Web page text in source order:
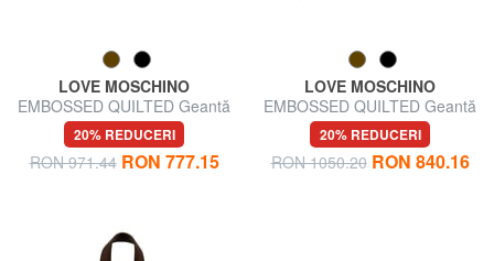
LOVE MOSCHINO
EMBOSSED QUILTED Geantă
de umăr
20% REDUCERI
RON 971.44 RON 777.15
LOVE MOSCHINO
EMBOSSED QUILTED Geantă
de mână, cu curea de umăr
20% REDUCERI
RON 1050.20 RON 840.16